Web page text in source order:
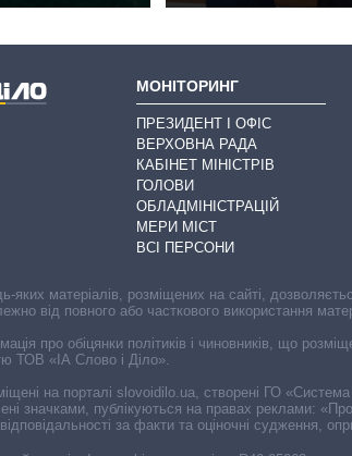
МОНІТОРИНГ
ПРЕЗИДЕНТ І ОФІС
ВЕРХОВНА РАДА
КАБІНЕТ МІНІСТРІВ
ГОЛОВИ
ОБЛАДМІНІСТРАЦІЙ
МЕРИ МІСТ
ВСІ ПЕРСОНИ
яких матеріалів, розміщених на сайті,
від повного або часткового використання
про обіцянки політиків і чиновників, що
ТОВ «ІА Слово і Діло».
на порталі slovoidilo.ua, створені ГО
значками, публікуються на правах реклами:
за факти та оціночні судження,